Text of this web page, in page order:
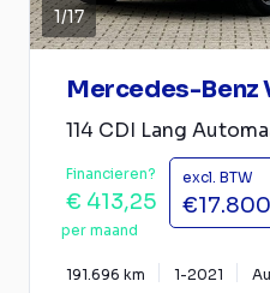
1/17
Mercedes-Benz
114 CDI Lang
Financieren?
€ 413,25
per maand
excl. BTW
€17.800
191.696 km 1-2021